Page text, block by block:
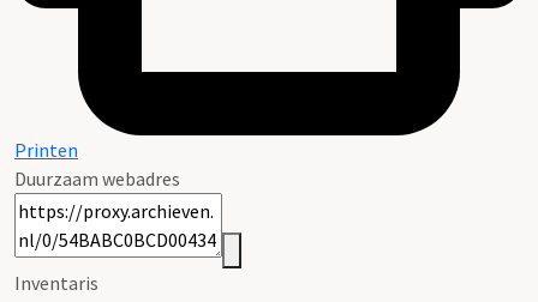
Printen
Duurzaam webadres
Inventaris